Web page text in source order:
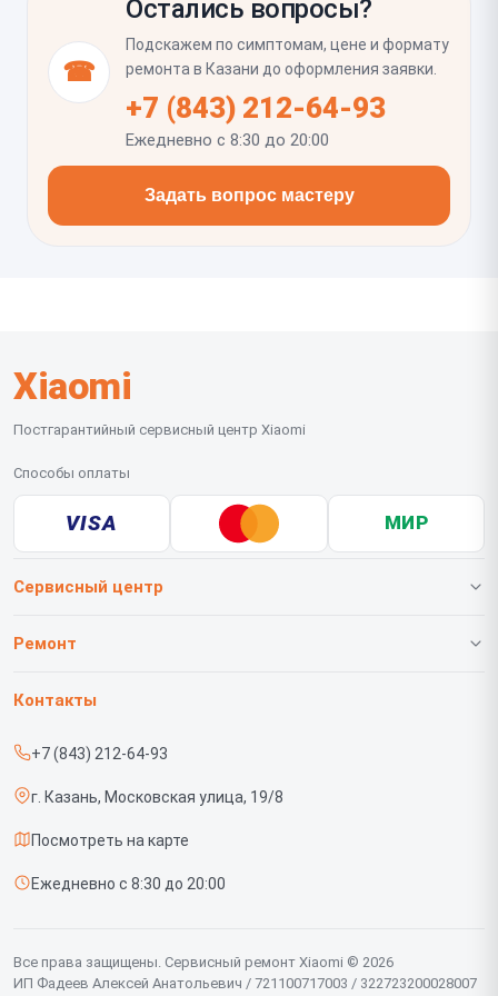
искажений и участков с плохим нажатием. Также
стоит проверить яркость, работу разговорного
динамика, приближение во время звонка и
было люфта или подсветов.
☎
Остались вопросы?
Подскажем по симптомам, цене и формату
ремонта в Казани до оформления заявки.
+7 (843) 212-64-93
Ежедневно с 8:30 до 20:00
Задать вопрос мастеру
Xiaomi
Постгарантийный сервисный центр Xiaomi
Способы оплаты
VISA МИР
Сервисный центр
О нашем сервисе
Срочный ремонт
Доставка и способы оплаты
Диагностика
Контакты
Ремонт
Телефонов
Контакты
+7 (843) 212-64-93
г. Казань, Московская улица, 19/8
Посмотреть на карте
Ежедневно с 8:30 до 20:00
Все права защищены. Сервисный ремонт Xiaomi © 2026
ИП Фадеев Алексей Анатольевич / 721100717003 / 322723200028007